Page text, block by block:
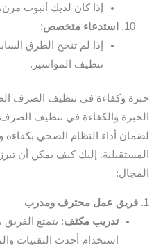
إذا كان لديك أنبوب
استدعاء متخصص:
إذا لم تنجح الطرق
تنظيف المواسير.
خبرة وكفاءة في تنظيف الصرف
الخبرة والكفاءة في تنظيف
لضمان أداء النظام الصحي بكفاءة
المستقبلية. إليك كيف يمكن أن
المجال:
1. فريق عمل محترف ومدرب
تدريب مكثف: يتمتع
استخدام أحدث التقنيات